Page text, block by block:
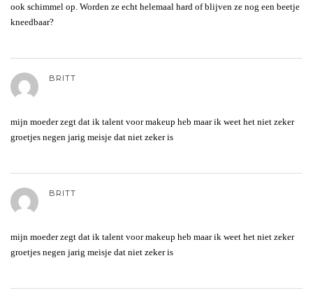
ook schimmel op. Worden ze echt helemaal hard of blijven ze nog een beetje
kneedbaar?
BRITT
mijn moeder zegt dat ik talent voor makeup heb maar ik weet het niet zeker
groetjes negen jarig meisje dat niet zeker is
BRITT
mijn moeder zegt dat ik talent voor makeup heb maar ik weet het niet zeker
groetjes negen jarig meisje dat niet zeker is